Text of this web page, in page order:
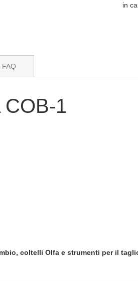
in
COB-1
coltelli Olfa e strumenti per il
FAQ